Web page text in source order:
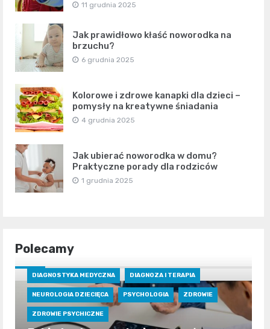
11 grudnia 2025
Jak prawidłowo kłaść noworodka na
brzuchu?
6 grudnia 2025
Kolorowe i zdrowe kanapki dla dzieci –
pomysły na kreatywne śniadania
4 grudnia 2025
Jak ubierać noworodka w domu?
Praktyczne porady dla rodziców
1 grudnia 2025
Polecamy
DIAGNOSTYKA MEDYCZNA DIAGNOZA I TERAPIA
NEUROLOGIA DZIECIĘCA PSYCHOLOGIA ZDROWIE
ZDROWIE PSYCHICZNE